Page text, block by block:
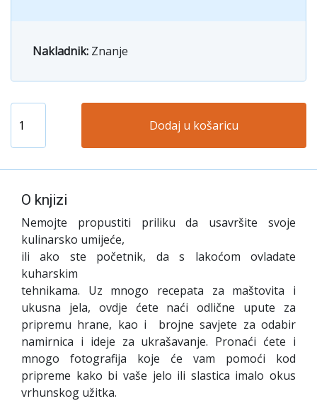
Nakladnik: Znanje
Dodaj u košaricu
O knjizi
Nemojte propustiti priliku da usavršite svoje
kulinarsko umijeće,
ili ako ste početnik, da s lakoćom ovladate
kuharskim
tehnikama. Uz mnogo recepata za maštovita i
ukusna jela, ovdje ćete naći odlične upute za
pripremu hrane, kao i brojne savjete za odabir
namirnica i ideje za ukrašavanje. Pronaći ćete i
mnogo fotografija koje će vam pomoći kod
pripreme kako bi vaše jelo ili slastica imalo okus
vrhunskog užitka.